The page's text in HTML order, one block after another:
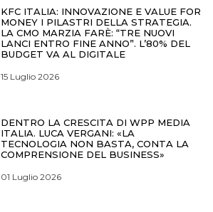
KFC ITALIA: INNOVAZIONE E VALUE FOR
MONEY I PILASTRI DELLA STRATEGIA.
LA CMO MARZIA FARÈ: “TRE NUOVI
LANCI ENTRO FINE ANNO”. L’80% DEL
BUDGET VA AL DIGITALE
15 Luglio 2026
DENTRO LA CRESCITA DI WPP MEDIA
ITALIA. LUCA VERGANI: «LA
TECNOLOGIA NON BASTA, CONTA LA
COMPRENSIONE DEL BUSINESS»
01 Luglio 2026